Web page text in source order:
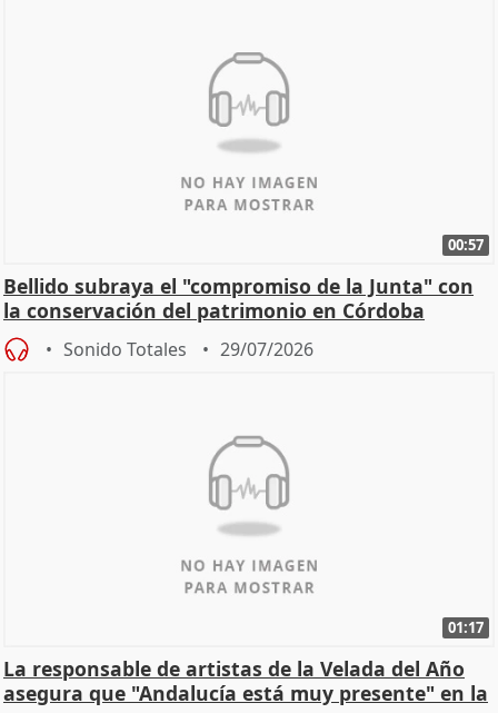
00:57
Bellido subraya el "compromiso de la Junta" con
la conservación del patrimonio en Córdoba
Sonido Totales 29/07/2026
01:17
La responsable de artistas de la Velada del Año
asegura que "Andalucía está muy presente" en la